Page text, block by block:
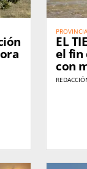
PROVINCIA
EL
el fin
con